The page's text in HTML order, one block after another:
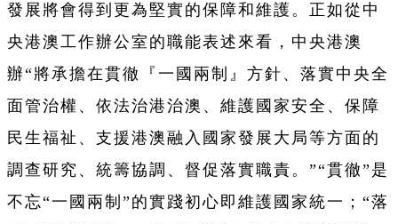
發展將會得到更為堅實的保障和維護。正如從中
央港澳工作辦公室的職能表述來看，中央港澳
辦“將承擔在貫徹『一國兩制』方針、落實中央全
面管治權、依法治港治澳、維護國家安全、保障
民生福祉、支援港澳融入國家發展大局等方面的
調查研究、統籌協調、督促落實職責。”“貫徹”是
不忘“一國兩制”的實踐初心即維護國家統一；“落